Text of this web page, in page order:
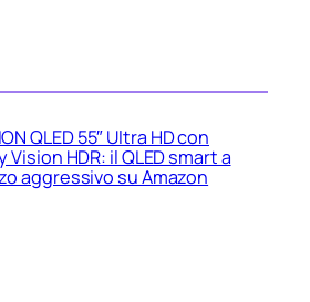
QLED 55″ Ultra HD con
Vision HDR: il QLED smart a
aggressivo su Amazon